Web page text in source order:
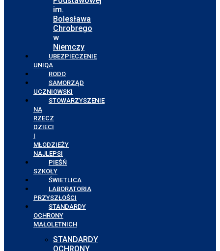
im.
Bolesława
Chrobrego
w
Niemczy
UBEZPIECZENIE
UNIQA
RODO
SAMORZĄD
UCZNIOWSKI
STOWARZYSZENIE
NA
RZECZ
DZIECI
I
MŁODZIEŻY
NAJLEPSI
PIEŚŃ
SZKOŁY
ŚWIETLICA
LABORATORIA
PRZYSZŁOŚCI
STANDARDY
OCHRONY
MAŁOLETNICH
STANDARDY
OCHRONY